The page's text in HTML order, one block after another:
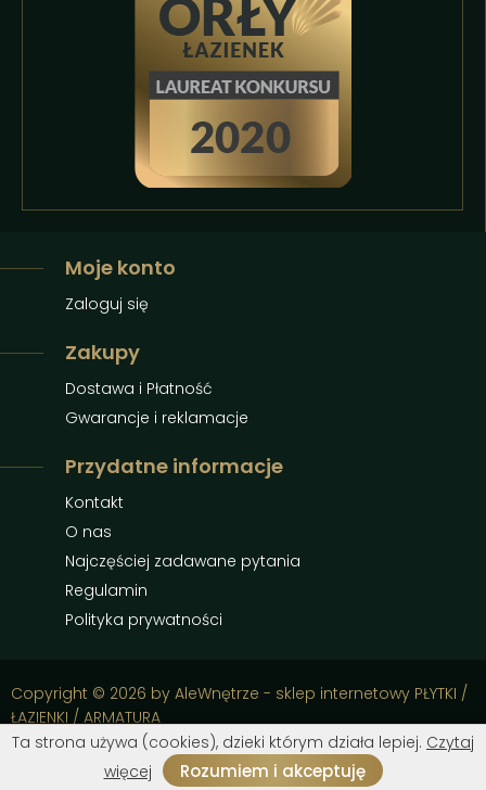
Moje konto
Zaloguj się
Zakupy
Dostawa i Płatność
Gwarancje i reklamacje
Przydatne informacje
Kontakt
O nas
Najczęściej zadawane pytania
Regulamin
Polityka prywatności
Copyright © 2026 by AleWnętrze - sklep internetowy PŁYTKI /
ŁAZIENKI / ARMATURA
Ta strona używa (cookies), dzieki którym działa lepiej. Czytaj
więcej
Rozumiem i akceptuję